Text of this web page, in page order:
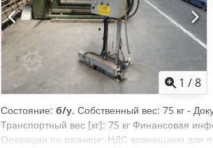
1 /8
Состояние: б/у, Собственный вес: 75 кг -
Транспортный вес [кг]: 75 кг Финансовая
Операции по разнице: НДС возмещаем для